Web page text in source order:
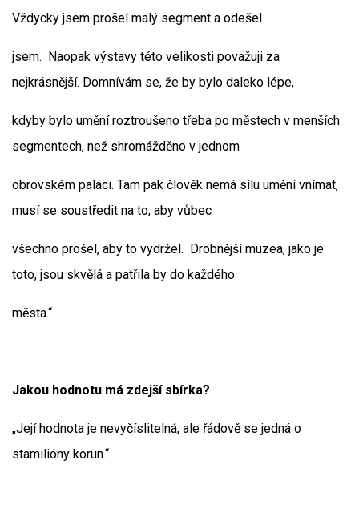
Vždycky jsem prošel malý segment a odešel
jsem. Naopak výstavy této velikosti považuji za
nejkrásnější. Domnívám se, že by bylo daleko lépe,
kdyby bylo umění roztroušeno třeba po městech v menších
segmentech, než shromážděno v jednom
obrovském paláci. Tam pak člověk nemá sílu umění vnímat,
musí se soustředit na to, aby vůbec
všechno prošel, aby to vydržel. Drobnější muzea, jako je
toto, jsou skvělá a patřila by do každého
města.“
Jakou hodnotu má zdejší sbírka?
„Její hodnota je nevyčíslitelná, ale řádově se jedná o
stamilióny korun.“